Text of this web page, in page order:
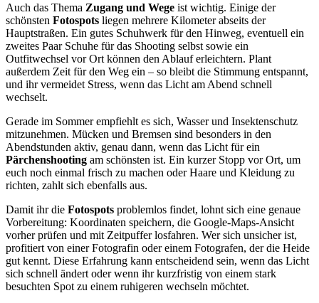
Auch das Thema Zugang und Wege ist wichtig. Einige der
schönsten Fotospots liegen mehrere Kilometer abseits der
Hauptstraßen. Ein gutes Schuhwerk für den Hinweg, eventuell ein
zweites Paar Schuhe für das Shooting selbst sowie ein
Outfitwechsel vor Ort können den Ablauf erleichtern. Plant
außerdem Zeit für den Weg ein – so bleibt die Stimmung entspannt,
und ihr vermeidet Stress, wenn das Licht am Abend schnell
wechselt.
Gerade im Sommer empfiehlt es sich, Wasser und Insektenschutz
mitzunehmen. Mücken und Bremsen sind besonders in den
Abendstunden aktiv, genau dann, wenn das Licht für ein
Pärchenshooting am schönsten ist. Ein kurzer Stopp vor Ort, um
euch noch einmal frisch zu machen oder Haare und Kleidung zu
richten, zahlt sich ebenfalls aus.
Damit ihr die Fotospots problemlos findet, lohnt sich eine genaue
Vorbereitung: Koordinaten speichern, die Google‑Maps‑Ansicht
vorher prüfen und mit Zeitpuffer losfahren. Wer sich unsicher ist,
profitiert von einer Fotografin oder einem Fotografen, der die Heide
gut kennt. Diese Erfahrung kann entscheidend sein, wenn das Licht
sich schnell ändert oder wenn ihr kurzfristig von einem stark
besuchten Spot zu einem ruhigeren wechseln möchtet.